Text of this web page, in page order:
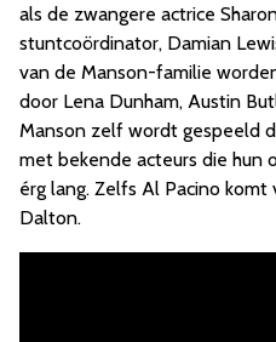
als de zwangere actrice
stuntcoördinator, Damian
van de Manson-familie
door Lena Dunham, Austin
Manson zelf wordt gespeeld
met bekende acteurs die hun
érg lang. Zelfs Al Pacino komt
Dalton.